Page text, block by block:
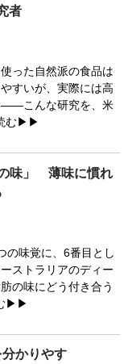
者
った自然派の食品は
すいが、実際には高
――こんな研究を、米
む▶▶
味」 薄味に慣れ
の味覚に、6番目とし
ストラリアのディー
の味にどう付き合う
▶▶
かりやす